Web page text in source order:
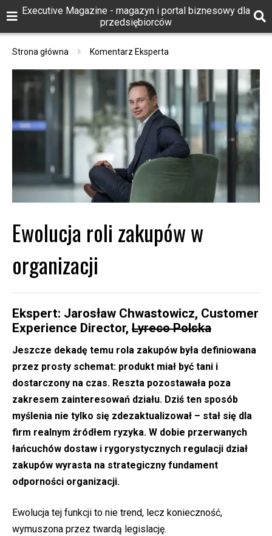
Executive Magazine - magazyn i portal biznesowy dla
przedsiębiorców
Strona główna Komentarz Eksperta
Ewolucja roli zakupów w
organizacji
Ekspert: Jarosław Chwastowicz, Customer
Experience Director, Lyreco Polska
Jeszcze dekadę temu rola zakupów była definiowana
przez prosty schemat: produkt miał być tani i
dostarczony na czas. Reszta pozostawała poza
zakresem zainteresowań działu. Dziś ten sposób
myślenia nie tylko się zdezaktualizował – stał się dla
firm realnym źródłem ryzyka. W dobie przerwanych
łańcuchów dostaw i rygorystycznych regulacji dział
zakupów wyrasta na strategiczny fundament
odporności organizacji.
Ewolucja tej funkcji to nie trend, lecz konieczność,
wymuszona przez twardą legislację.